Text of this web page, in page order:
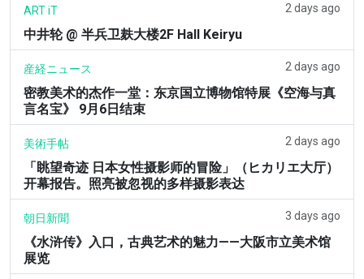
ART iT 2 days ago
中井轮 @ 半兵卫麸大楼2F Hall Keiryu
産経ニュース 2 days ago
密教美术的杰作一堂：东京国立博物馆特展《空海与真
言名宝》 9月6日结束
美術手帖 2 days ago
「眺望奇迹 日本女性摄影师的冒险」（ヒカリエ大厅）
开幕报告。照亮被忽视的多样摄影表达
朝日新聞 3 days ago
《水浒传》入口，古典艺术的魅力——大阪市立美术馆
展览